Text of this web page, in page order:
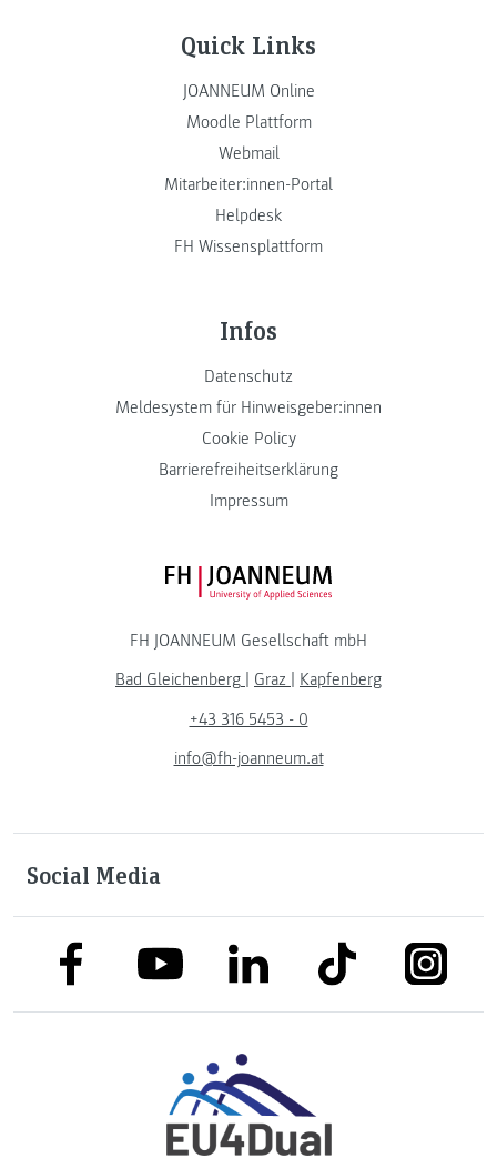
Quick Links
JOANNEUM Online
Moodle Plattform
Webmail
Mitarbeiter:innen-Portal
Helpdesk
FH Wissensplattform
Infos
Datenschutz
Meldesystem für Hinweisgeber:innen
Cookie Policy
Barrierefreiheitserklärung
Impressum
FH JOANNEUM Logo
FH JOANNEUM Gesellschaft mbH
Bad Gleichenberg
Graz
Kapfenberg
+43 316 5453 - 0
info@fh-joanneum.at
Social Media
link to facebooklink to youtubelink to linkedinlink to tiktok